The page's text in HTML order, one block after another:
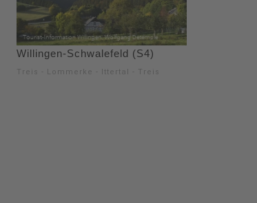
Willingen-Schwalefeld (S4)
Treis - Lommerke - Ittertal - Treis